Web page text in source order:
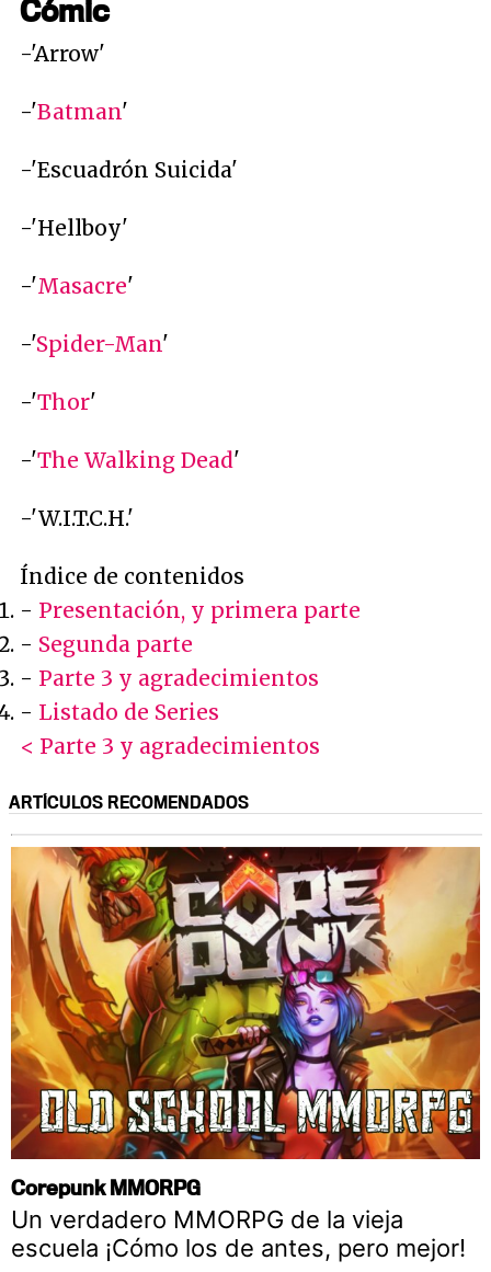
Cómic
-'Arrow'
-'Batman'
-'Escuadrón Suicida'
-'Hellboy'
-'Masacre'
-'Spider-Man'
-'Thor'
-'The Walking Dead'
-'W.I.T.C.H.'
Índice de contenidos
- Presentación, y primera parte
- Segunda parte
- Parte 3 y agradecimientos
- Listado de Series
< Parte 3 y agradecimientos
ARTÍCULOS RECOMENDADOS
Corepunk MMORPG
Un verdadero MMORPG de la vieja
escuela ¡Cómo los de antes, pero mejor!